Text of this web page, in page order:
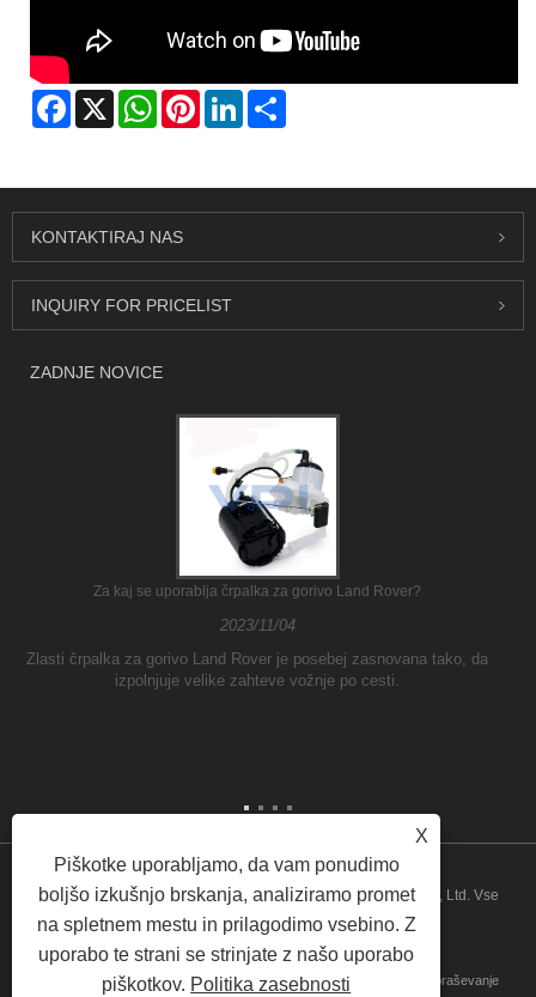
Facebook
X WhatsAppPinterestLinkedIn
X
Piškotke uporabljamo, da vam ponudimo
boljšo izkušnjo brskanja, analiziramo promet
na spletnem mestu in prilagodimo vsebino. Z
uporabo te strani se strinjate z našo uporabo
piškotkov. Politika zasebnosti
KONTAKTIRAJ NAS
INQUIRY FOR PRICELIST
ZADNJE NOVICE
Za kaj se uporablja črpalka za gorivo Land Rover?
2023/11/04
Zlasti črpalka za gorivo Land Rover je posebej zasnovana tako, da
izpolnjuje velike zahteve vožnje po cesti.
Copyright © 2026 Guangzhou ATH Automotive Electronics Co., Ltd. Vse
pravice pridržane
O nas Izdelki Novice Prenesi
Pošlji povpraševanje